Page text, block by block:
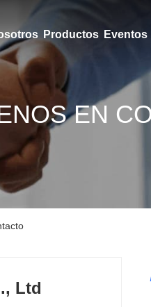
Productos Eventos
EN
Ltd